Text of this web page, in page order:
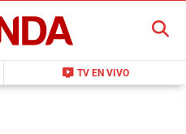
live_tv TV EN VIVO
BUSCAR